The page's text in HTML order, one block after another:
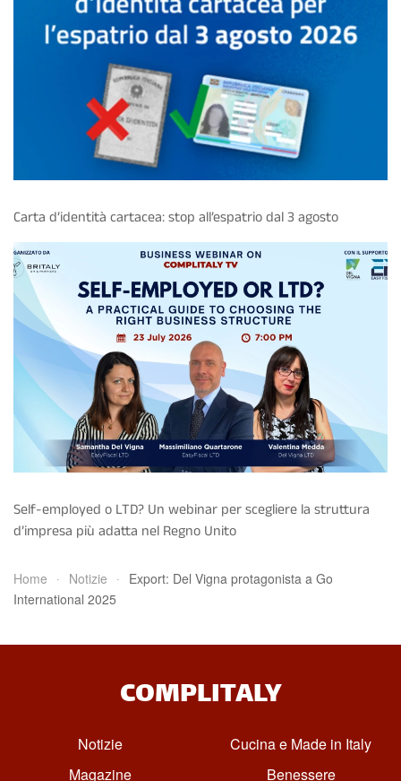
Carta d’identità cartacea: stop all’espatrio dal 3 agosto
Self-employed o LTD? Un webinar per scegliere la struttura
d’impresa più adatta nel Regno Unito
Home Notizie
Export: Del Vigna protagonista a Go
International 2025
COMPLITALY
Notizie
Magazine
Cucina e Made in Italy
Benessere